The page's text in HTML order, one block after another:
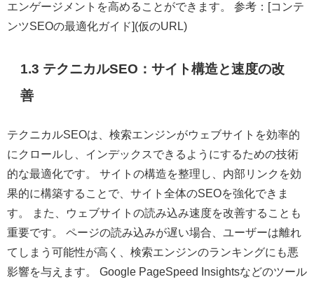
エンゲージメントを高めることができます。 参考：[コンテ
ンツSEOの最適化ガイド](仮のURL)
1.3 テクニカルSEO：サイト構造と速度の改
善
テクニカルSEOは、検索エンジンがウェブサイトを効率的
にクロールし、インデックスできるようにするための技術
的な最適化です。 サイトの構造を整理し、内部リンクを効
果的に構築することで、サイト全体のSEOを強化できま
す。 また、ウェブサイトの読み込み速度を改善することも
重要です。 ページの読み込みが遅い場合、ユーザーは離れ
てしまう可能性が高く、検索エンジンのランキングにも悪
影響を与えます。 Google PageSpeed Insightsなどのツール